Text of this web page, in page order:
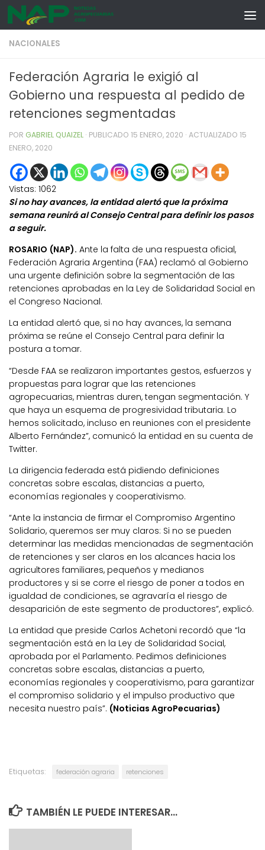
Skip to content
NACIONALES
Federación Agraria le exigió al
Gobierno una respuesta al pedido de
retenciones segmentadas
POR GABRIEL QUAIZEL · PUBLICADO 15 ENERO, 2020 · ACTUALIZADO 15
ENERO, 2020
Vistas: 1062
Si no hay avances, la entidad alertó que la próxima
semana reunirá al Consejo Central para definir los pasos
a seguir.
ROSARIO (NAP). Ante la falta de una respuesta oficial,
Federación Agraria Argentina (FAA) reclamó al Gobierno
una urgente definición sobre la segmentación de las
retenciones aprobadas en la Ley de Solidaridad Social en
el Congreso Nacional.
La entidad alertó que, si no hay avances, la semana
próxima se reúne el Consejo Central para definir la
postura a tomar.
“Desde FAA se realizaron importantes gestos, esfuerzos y
propuestas para lograr que las retenciones
agropecuarias, mientras duren, tengan segmentación. Y
que haya un esquema de progresividad tributaria. Lo
hemos solicitado, incluso en reuniones con el presidente
Alberto Fernández”, comunicó la entidad en su cuenta de
Twitter.
La dirigencia federada está pidiendo definiciones
concretas sobre escalas, distancias a puerto,
economías regionales y cooperativismo.
“Ante la instancia de firmar el Compromiso Argentino
Solidario, queremos ser muy claros: Si no se pueden
determinar las medidas mencionadas de segmentación
de retenciones y ser claros en los alcances hacia los
agricultores familiares, pequeños y medianos
productores y si se corre el riesgo de poner a todos en
igualdad de condiciones, se agravaría el riesgo de
desaparición de este segmento de productores”, explicó.
La entidad que preside Carlos Achetoni recordó que “la
segmentación está en la Ley de Solidaridad Social,
aprobada por el Parlamento. Pedimos definiciones
concretas sobre escalas, distancias a puerto,
economías regionales y cooperativismo, para garantizar
el compromiso solidario y el impulso productivo que
necesita nuestro país”. (Noticias AgroPecuarias)
Etiquetas: federación agraria retenciones
TAMBIÉN LE PUEDE INTERESAR...